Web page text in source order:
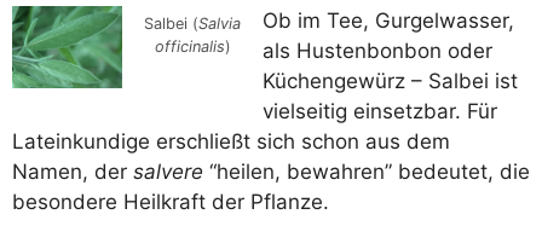
Sal­bei (Sal­via
offi­ci­na­lis)
Ob im Tee, Gur­gel­was­ser,
als Hus­ten­bon­bon oder
Küchen­ge­würz – Sal­bei ist
viel­sei­tig ein­setz­bar. Für
Latein­kun­di­ge erschließt sich schon aus dem
Namen, der sal­ve­re “hei­len, bewah­ren” bedeu­tet, die
beson­de­re Heil­kraft der Pflanze.